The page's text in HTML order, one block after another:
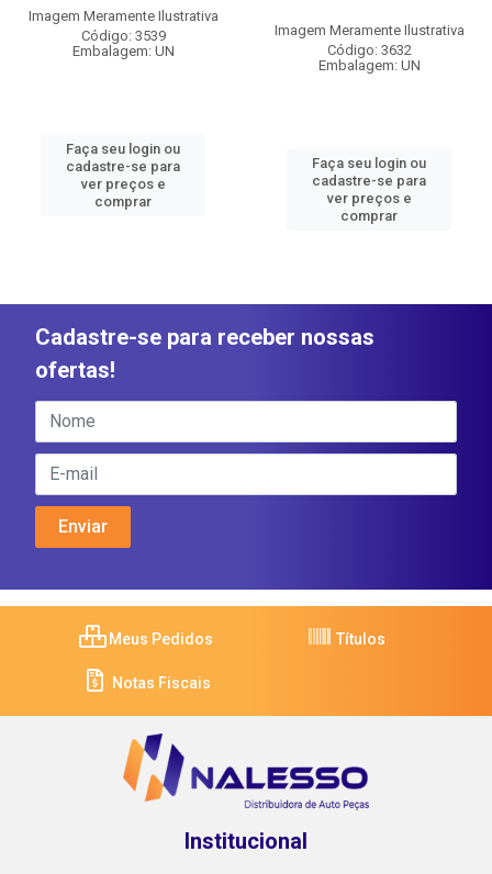
Imagem Meramente Ilustrativa
Código: 3539
Embalagem: UN
Faça seu login ou
cadastre-se para
ver preços e
comprar
Imagem Meramente Ilustrativa
Código: 3632
Embalagem: UN
Faça seu login ou
cadastre-se para
ver preços e
comprar
Cadastre-se para receber nossas
ofertas!
Meus Pedidos Títulos
Notas Fiscais
Institucional